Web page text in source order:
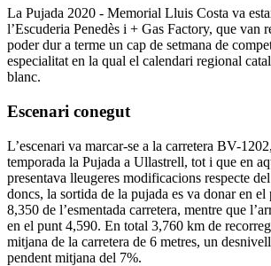
La Pujada 2020 - Memorial Lluis Costa va
l’Escuderia Penedès i + Gas Factory, que van
poder dur a terme un cap de setmana de
especialitat en la qual el calendari regional
blanc.
Escenari conegut
L’escenari va marcar-se a la carretera BV-
temporada la Pujada a Ullastrell, tot i que en
presentava lleugeres modificacions respecte
doncs, la sortida de la pujada es va donar en
8,350 de l’esmentada carretera, mentre que
en el punt 4,590. En total 3,760 km de
mitjana de la carretera de 6 metres, un
pendent mitjana del 7%.